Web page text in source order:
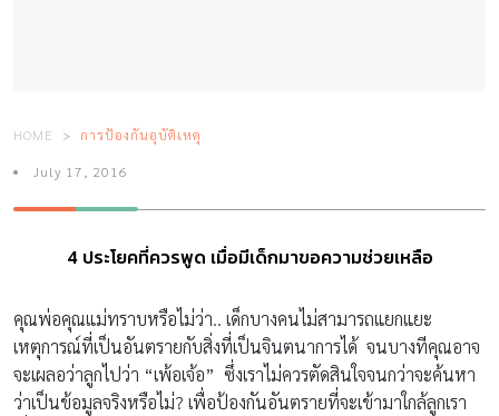
HOME การป้องกันอุบัติเหตุ
July 17, 2016
4 ประโยคที่ควรพูด เมื่อมีเด็กมาขอความช่วยเหลือ
คุณพ่อคุณแม่ทราบหรือไม่ว่า.. เด็กบางคนไม่สามารถแยกแยะ
เหตุการณ์ที่เป็นอันตรายกับสิ่งที่เป็นจินตนาการได้ จนบางทีคุณอาจ
จะเผลอว่าลูกไปว่า “เพ้อเจ้อ” ซึ่งเราไม่ควรตัดสินใจจนกว่าจะค้นหา
ว่าเป็นข้อมูลจริงหรือไม่? เพื่อป้องกันอันตรายที่จะเข้ามาใกล้ลูกเรา